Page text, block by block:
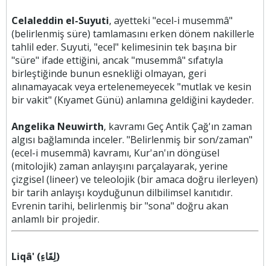
Celaleddin el-Suyuti, ayetteki "ecel-i musemmâ"
(belirlenmiş süre) tamlamasını erken dönem nakillerle
tahlil eder. Suyuti, "ecel" kelimesinin tek başına bir
"süre" ifade ettiğini, ancak "musemmâ" sıfatıyla
birleştiğinde bunun esnekliği olmayan, geri
alınamayacak veya ertelenemeyecek "mutlak ve kesin
bir vakit" (Kıyamet Günü) anlamına geldiğini kaydeder.
Angelika Neuwirth, kavramı Geç Antik Çağ'ın zaman
algısı bağlamında inceler. "Belirlenmiş bir son/zaman"
(ecel-i musemmâ) kavramı, Kur'an'ın döngüsel
(mitolojik) zaman anlayışını parçalayarak, yerine
çizgisel (lineer) ve teleolojik (bir amaca doğru ilerleyen)
bir tarih anlayışı koyduğunun dilbilimsel kanıtıdır.
Evrenin tarihi, belirlenmiş bir "sona" doğru akan
anlamlı bir projedir.
Liqâ' (لِقَاءِ)